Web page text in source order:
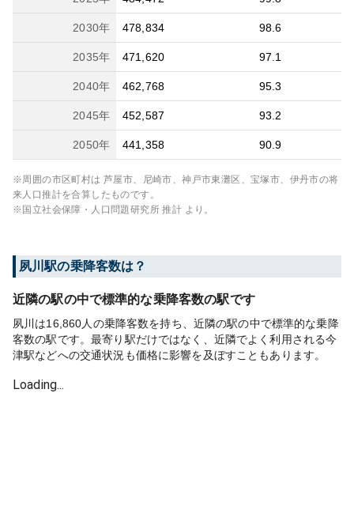
2030年 478,834 98.6
2035年 471,620 97.1
2040年 462,768 95.3
2045年 452,587 93.2
2050年 441,358 90.9
※周囲の市区町村は 芦屋市、尼崎市、神戸市東灘区、宝塚市、伊丹市の将
来人口推計を合算したものです。
※国立社会保障・人口問題研究所 推計 より。
夙川駅の乗降客数は？
近隣の駅の中で標準的な乗降客数の駅です
夙川は16,860人の乗降客数を持ち、近隣の駅の中で標準的な乗降
客数の駅です。最寄り駅だけではなく、近隣でよく利用される今
津駅などへの交通状況も価格に影響を及ぼすこともあります。
Loading...